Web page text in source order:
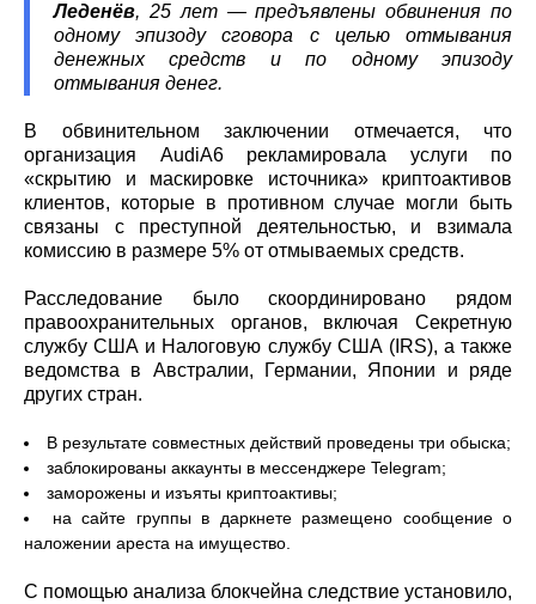
Леденёв, 25 лет — предъявлены обвинения по
одному эпизоду сговора с целью отмывания
денежных средств и по одному эпизоду
отмывания денег.
В обвинительном заключении отмечается, что
организация AudiA6 рекламировала услуги по
«скрытию и маскировке источника» криптоактивов
клиентов, которые в противном случае могли быть
связаны с преступной деятельностью, и взимала
комиссию в размере 5% от отмываемых средств.
Расследование было скоординировано рядом
правоохранительных органов, включая Секретную
службу США и Налоговую службу США (IRS), а также
ведомства в Австралии, Германии, Японии и ряде
других стран.
В результате совместных действий проведены три обыска;
заблокированы аккаунты в мессенджере Telegram;
заморожены и изъяты криптоактивы;
на сайте группы в даркнете размещено сообщение о
наложении ареста на имущество.
С помощью анализа блокчейна следствие установило,